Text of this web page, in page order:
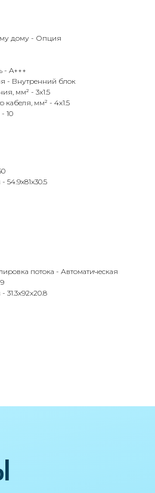
дому - Опция
- A+++
- Внутренний блок
мм² - 3x1.5
кабеля, мм² - 4x1.5
10
54.9x81x30.5
потока - Автоматическая
31.3x92x20.8
шоссе,